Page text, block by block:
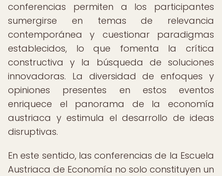
conferencias permiten a los participantes
sumergirse en temas de relevancia
contemporánea y cuestionar paradigmas
establecidos, lo que fomenta la crítica
constructiva y la búsqueda de soluciones
innovadoras. La diversidad de enfoques y
opiniones presentes en estos eventos
enriquece el panorama de la economía
austriaca y estimula el desarrollo de ideas
disruptivas.
En este sentido, las conferencias de la Escuela
Austriaca de Economía no solo constituyen un